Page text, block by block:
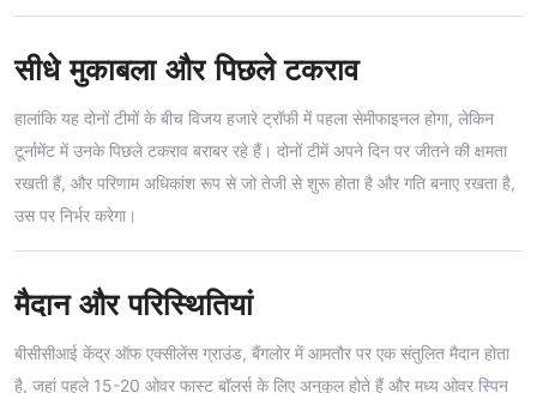
सीधे मुकाबला और पिछले टकराव
हालांकि यह दोनों टीमों के बीच विजय हजारे ट्रॉफी में पहला सेमीफाइनल होगा, लेकिन
टूर्नामेंट में उनके पिछले टकराव बराबर रहे हैं। दोनों टीमें अपने दिन पर जीतने की क्षमता
रखती हैं, और परिणाम अधिकांश रूप से जो तेजी से शुरू होता है और गति बनाए रखता है,
उस पर निर्भर करेगा।
मैदान और परिस्थितियां
बीसीसीआई केंद्र ऑफ एक्सीलेंस ग्राउंड, बैंगलोर में आमतौर पर एक संतुलित मैदान होता
है, जहां पहले 15-20 ओवर फास्ट बॉलर्स के लिए अनुकूल होते हैं और मध्य ओवर स्पिन